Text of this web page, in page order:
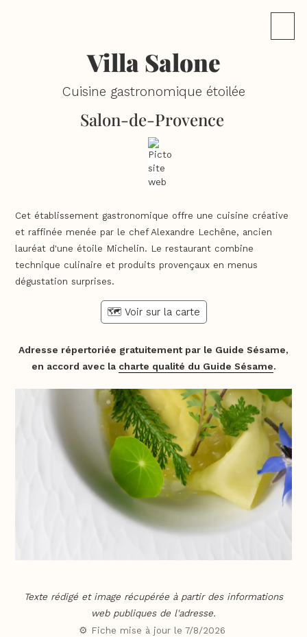
Villa Salone
Cuisine gastronomique étoilée
Salon-de-Provence
Cet établissement gastronomique offre une cuisine créative
et raffinée menée par le chef Alexandre Lechêne, ancien
lauréat d'une étoile Michelin. Le restaurant combine
technique culinaire et produits provençaux en menus
dégustation surprises.
🗺️ Voir sur la carte
Adresse répertoriée gratuitement par le Guide Sésame,
en accord avec la charte qualité du Guide Sésame.
Texte rédigé et image récupérée à partir des informations
web publiques de l'adresse.
⚙️ Fiche mise à jour le 7/8/2026